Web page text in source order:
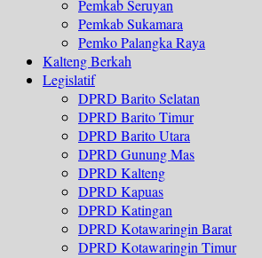
Pemkab Seruyan
Pemkab Sukamara
Pemko Palangka Raya
Kalteng Berkah
Legislatif
DPRD Barito Selatan
DPRD Barito Timur
DPRD Barito Utara
DPRD Gunung Mas
DPRD Kalteng
DPRD Kapuas
DPRD Katingan
DPRD Kotawaringin Barat
DPRD Kotawaringin Timur